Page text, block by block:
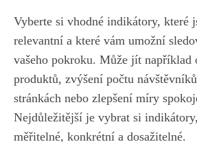
Vyberte si vhodné‌ indikátory,⁣ které
relevantní a které ⁤vám umožní‍
vašeho pokroku. Může jít například
⁤produktů, zvýšení počtu
stránkách nebo zlepšení míry
Nejdůležitější ‍je vybrat si
⁢měřitelné, konkrétní⁢ a ⁢dosažitelné.